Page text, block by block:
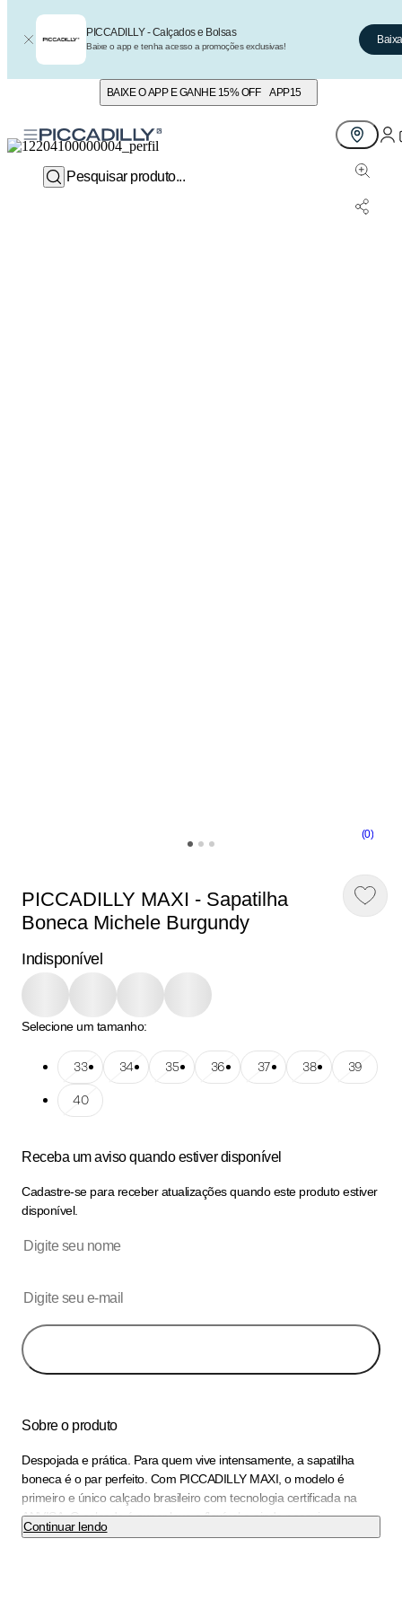
PICCADILLY - Calçados e Bolsas
Baixe o app e tenha acesso a promoções exclusivas!
BAIXE O APP E GANHE 15% OFF APP15
(0)
PICCADILLY MAXI - Sapatilha
Boneca Michele Burgundy
Indisponível
Selecione um tamanho:
Tamanho: 33
33Tamanho: 34
34Tamanho: 35
35Tamanho: 36
36Tamanho: 37
37Tamanho: 38
38Tamanho: 39
39
Tamanho: 40
40
Receba um aviso quando estiver disponível
Cadastre-se para receber atualizações quando este produto estiver
disponível.
Sobre o produto
Despojada e prática. Para quem vive intensamente, a sapatilha
boneca é o par perfeito. Com PICCADILLY MAXI, o modelo é
primeiro e único calçado brasileiro com tecnologia certificada na
ANVISA. O calçado é super leve e flexível e ainda possui
acabamento superconforto, espuma fofinha no calcanhar, forro
Continuar lendo